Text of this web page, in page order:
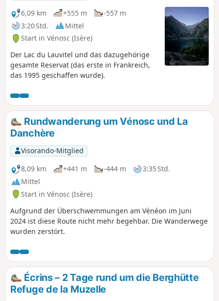
6,09 km
+555 m
-557 m
3:20 Std.
Mittel
Start in Vénosc (Isère)
Der Lac du Lauvitel und das dazugehörige
gesamte Reservat (das erste in Frankreich,
das 1995 geschaffen wurde).
Rundwanderung um Vénosc und La
Danchère
Visorando-Mitglied
8,09 km
+441 m -444 m
3:35 Std.
Mittel
Start in Vénosc (Isère)
Aufgrund der Überschwemmungen am Vénéon im Juni
2024 ist diese Route nicht mehr begehbar. Die Wanderwege
wurden zerstört.
Écrins – 2 Tage rund um die Berghütte
Refuge de la Muzelle